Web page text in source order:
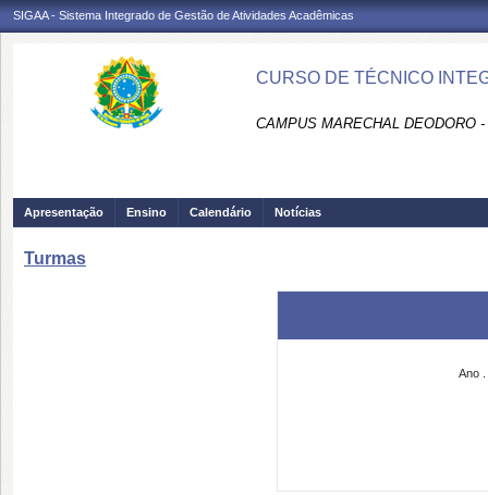
SIGAA - Sistema Integrado de Gestão de Atividades Acadêmicas
CURSO DE TÉCNICO
CAMPUS MARECHAL DEODORO
Apresentação Ensino Calendário Notícias
Turmas
Ano